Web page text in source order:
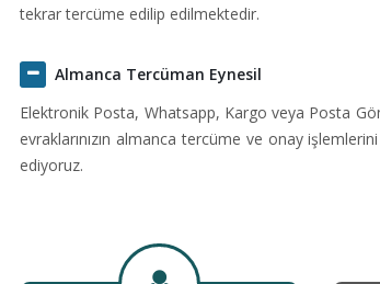
tekrar tercüme edilip edilmektedir.
Almanca Tercüman Eynesil
Elektronik Posta, Whatsapp, Kargo veya Posta
evraklarınızın almanca tercüme ve onay
ediyoruz.